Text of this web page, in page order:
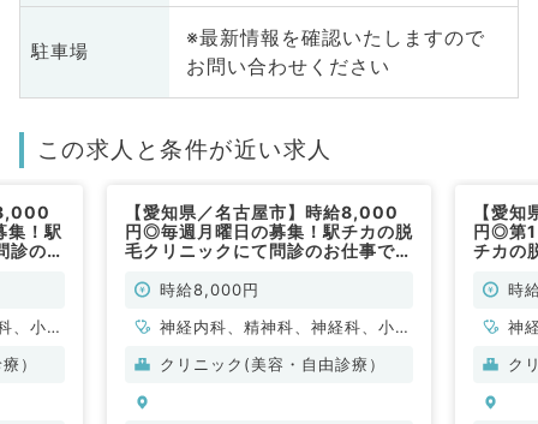
駐車場
※最新情報を確認いたしますので
お問い合わせください
この求人と条件が近い求人
！駅
診のお
、小児
美容外
）
【愛知県／名古屋市】時給8,000
円◎毎週月曜日の募集！駅チカの脱
毛クリニックにて問診のお仕事です
時給8,000円
神経内科、精神科、神経科、小児
科、整形外科、形成外科、美容外
クリニック(美容・自由診療）
【愛
円◎第1
チカの
時
神
科
ク